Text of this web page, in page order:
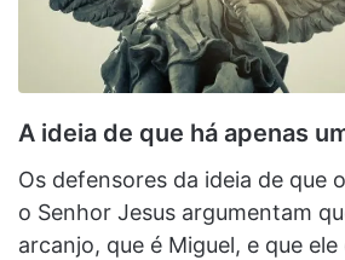
A ideia de que há apenas
Os defensores da ideia de que
o Senhor Jesus argumentam
arcanjo, que é Miguel, e que